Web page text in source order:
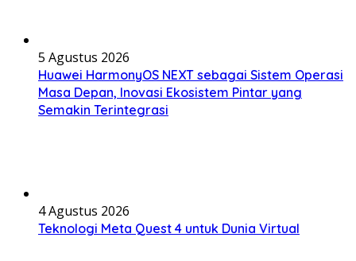
5 Agustus 2026
Huawei HarmonyOS NEXT sebagai Sistem Operasi
Masa Depan, Inovasi Ekosistem Pintar yang
Semakin Terintegrasi
4 Agustus 2026
Teknologi Meta Quest 4 untuk Dunia Virtual